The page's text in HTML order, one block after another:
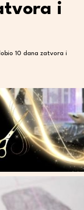
i
10 dana zatvora i